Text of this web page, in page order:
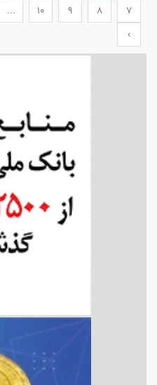
7
8
9
10
...
›